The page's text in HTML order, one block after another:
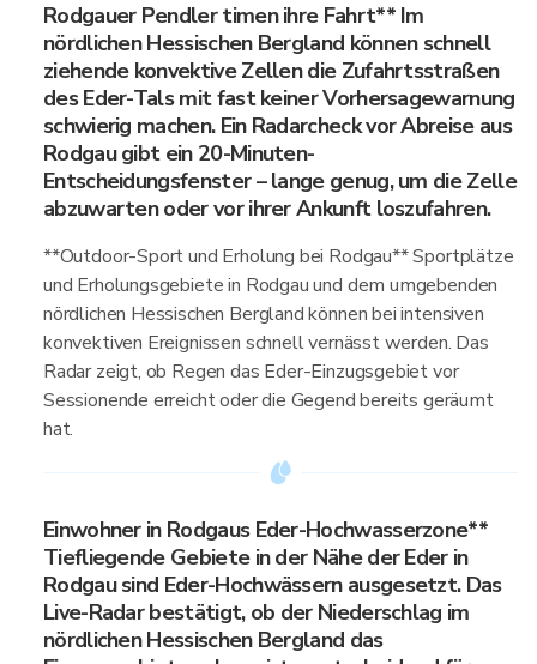
Rodgauer Pendler timen ihre Fahrt** Im
nördlichen Hessischen Bergland können schnell
ziehende konvektive Zellen die Zufahrtsstraßen
des Eder-Tals mit fast keiner Vorhersagewarnung
schwierig machen. Ein Radarcheck vor Abreise aus
Rodgau gibt ein 20-Minuten-
Entscheidungsfenster – lange genug, um die Zelle
abzuwarten oder vor ihrer Ankunft loszufahren.
**Outdoor-Sport und Erholung bei Rodgau** Sportplätze
und Erholungsgebiete in Rodgau und dem umgebenden
nördlichen Hessischen Bergland können bei intensiven
konvektiven Ereignissen schnell vernässt werden. Das
Radar zeigt, ob Regen das Eder-Einzugsgebiet vor
Sessionende erreicht oder die Gegend bereits geräumt
hat.
Einwohner in Rodgaus Eder-Hochwasserzone**
Tiefliegende Gebiete in der Nähe der Eder in
Rodgau sind Eder-Hochwässern ausgesetzt. Das
Live-Radar bestätigt, ob der Niederschlag im
nördlichen Hessischen Bergland das